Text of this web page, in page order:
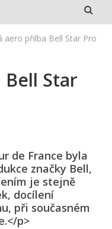
aero přilba Bell Star Pro
Star
de France byla
značky Bell,
je stejně
docílení
při současném
p>